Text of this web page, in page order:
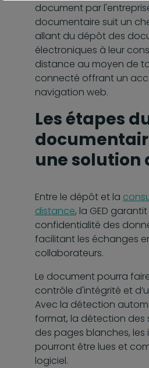
document par
documentaire suit un
allant du dépôt des
électroniques à leur
distance au moyen de
connecté offrant un
navigation web.
Les étapes
une solution
Entre le dépôt et la
distance, la GED
confidentialité des
facilitant les échanges
collaborateurs.
Le document pourra
contrôle d'intégrité et
Avec la détection
format, la détection des
des pages blanches,
pourront être lues et
logiciel.